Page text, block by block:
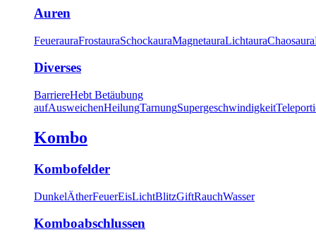
Auren
FeuerauraFrostauraSchockauraMagnetauraLichtauraChaosaura
Diverses
BarriereHebt Betäubung
aufAusweichenHeilungTarnungSupergeschwindigkeit
Kombo
Kombofelder
DunkelÄtherFeuerEisLichtBlitzGiftRauchWasser
Komboabschlussen